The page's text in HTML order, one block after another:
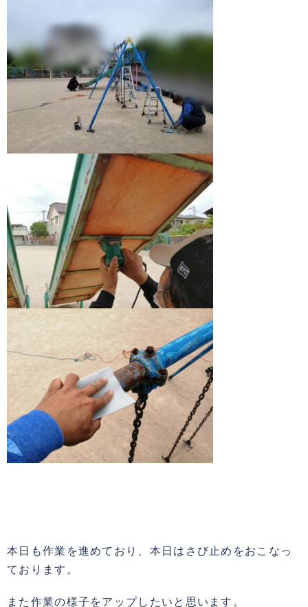
本日も作業を進めており、本日はさび止めをおこなっ
ております。
また作業の様子をアップしたいと思います。